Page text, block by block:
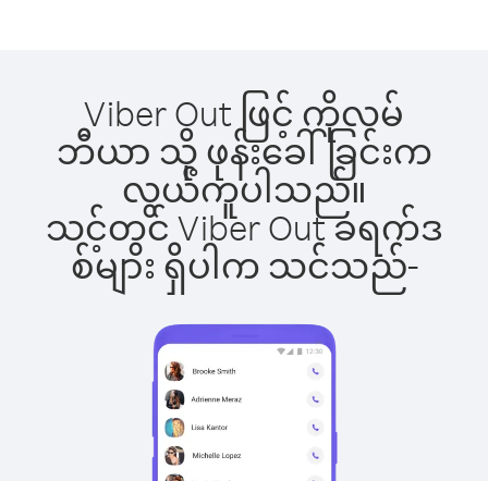
Viber Out ဖြင့် ကိုလမ်
ဘီယာ သို့ ဖုန်းခေါ်ခြင်းက
လွယ်ကူပါသည်။
သင့်တွင် Viber Out ခရက်ဒ
စ်များ ရှိပါက သင်သည်-